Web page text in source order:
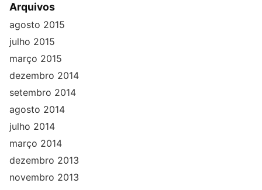
Arquivos
agosto 2015
julho 2015
março 2015
dezembro 2014
setembro 2014
agosto 2014
julho 2014
março 2014
dezembro 2013
novembro 2013